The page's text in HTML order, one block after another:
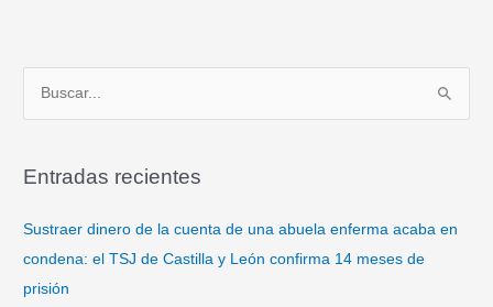
c
Entradas recientes
Sustraer dinero de la cuenta de una abuela enferma acaba en
condena: el TSJ de Castilla y León confirma 14 meses de
prisión